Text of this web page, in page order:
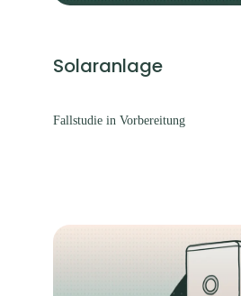
Solaranlage
Fallstudie in Vorbereitung